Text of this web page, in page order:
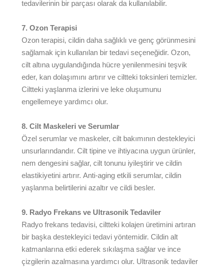
tedavilerinin bir parçası olarak da kullanılabilir.
7. Ozon Terapisi
Ozon terapisi, cildin daha sağlıklı ve genç görünmesini
sağlamak için kullanılan bir tedavi seçeneğidir. Ozon,
cilt altına uygulandığında hücre yenilenmesini teşvik
eder, kan dolaşımını artırır ve ciltteki toksinleri temizler.
Ciltteki yaşlanma izlerini ve leke oluşumunu
engellemeye yardımcı olur.
8. Cilt Maskeleri ve Serumlar
Özel serumlar ve maskeler, cilt bakımının destekleyici
unsurlarındandır. Cilt tipine ve ihtiyacına uygun ürünler,
nem dengesini sağlar, cilt tonunu iyileştirir ve cildin
elastikiyetini artırır. Anti-aging etkili serumlar, cildin
yaşlanma belirtilerini azaltır ve cildi besler.
9. Radyo Frekans ve Ultrasonik Tedaviler
Radyo frekans tedavisi, ciltteki kolajen üretimini artıran
bir başka destekleyici tedavi yöntemidir. Cildin alt
katmanlarına etki ederek sıkılaşma sağlar ve ince
çizgilerin azalmasına yardımcı olur. Ultrasonik tedaviler